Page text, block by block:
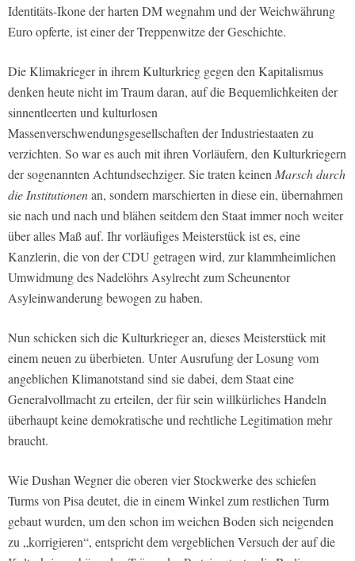
Identitäts-Ikone der harten DM wegnahm und der Weichwährung
Euro opferte, ist einer der Treppenwitze der Geschichte.
Die Klimakrieger in ihrem Kulturkrieg gegen den Kapitalismus
denken heute nicht im Traum daran, auf die Bequemlichkeiten der
sinnentleerten und kulturlosen
Massenverschwendungsgesellschaften der Industriestaaten zu
verzichten. So war es auch mit ihren Vorläufern, den Kulturkriegern
der sogenannten Achtundsechziger. Sie traten keinen Marsch durch
die Institutionenan, sondern marschierten in diese ein, übernahmen
sie nach und nach und blähen seitdem den Staat immer noch weiter
über alles Maß auf. Ihr vorläufiges Meisterstück ist es, eine
Kanzlerin, die von der CDU getragen wird, zur klammheimlichen
Umwidmung des Nadelöhrs Asylrecht zum Scheunentor
Asyleinwanderung bewogen zu haben.
Nun schicken sich die Kulturkrieger an, dieses Meisterstück mit
einem neuen zu überbieten. Unter Ausrufung der Losung vom
angeblichen Klimanotstand sind sie dabei, dem Staat eine
Generalvollmacht zu erteilen, der für sein willkürliches Handeln
überhaupt keine demokratische und rechtliche Legitimation mehr
braucht.
Wie Dushan Wegner die oberen vier Stockwerke des schiefen
Turms von Pisa deutet, die in einem Winkel zum restlichen Turm
gebaut wurden, um den schon im weichen Boden sich neigenden
zu „korrigieren“, entspricht dem vergeblichen Versuch der auf die